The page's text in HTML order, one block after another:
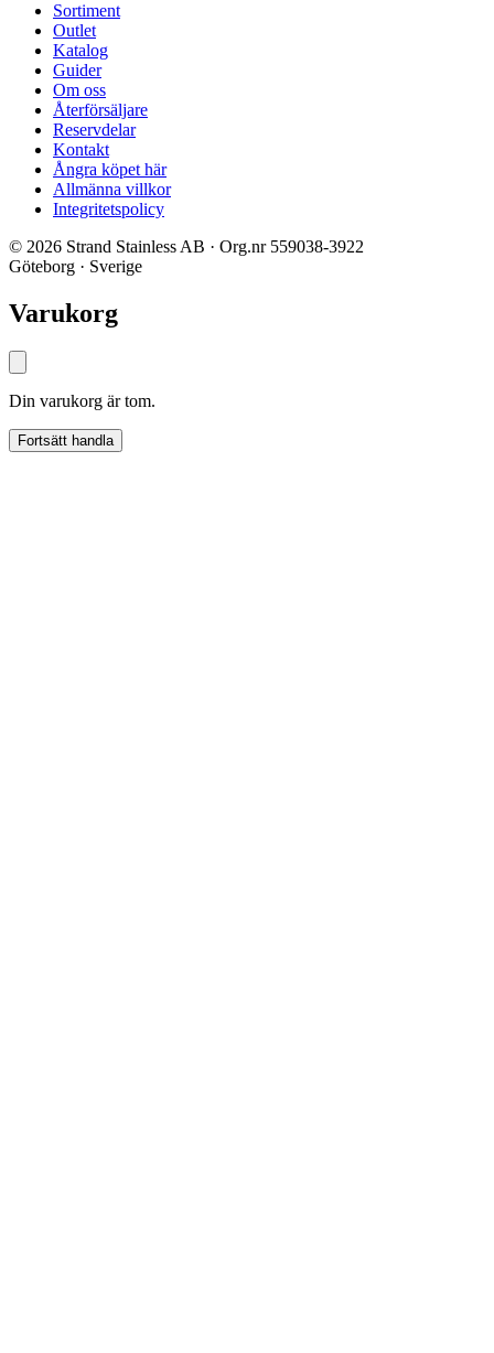
Sortiment
Outlet
Katalog
Guider
Om oss
Återförsäljare
Reservdelar
Kontakt
Ångra köpet här
Allmänna villkor
Integritetspolicy
© 2026 Strand Stainless AB · Org.nr 559038-3922
Göteborg · Sverige
Varukorg
Din varukorg är tom.
Fortsätt handla